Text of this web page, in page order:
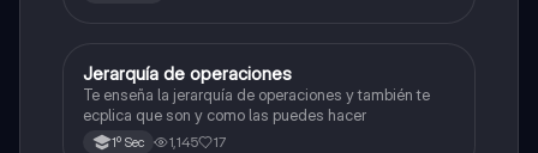
Matemáticas
Jerarquía de operaciones
Te enseña la jerarquía de operaciones y también te
ecplica que son y como las puedes hacer
1º Sec 1,145 17